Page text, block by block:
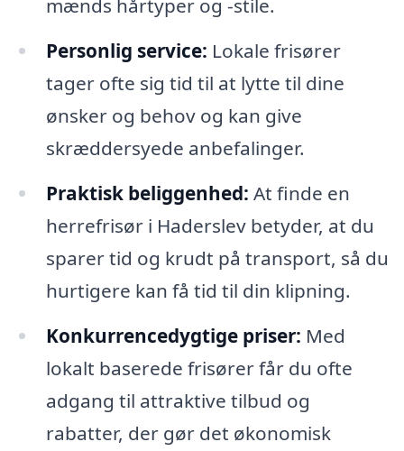
mænds hårtyper og -stile.
Personlig service: Lokale frisører
tager ofte sig tid til at lytte til dine
ønsker og behov og kan give
skræddersyede anbefalinger.
Praktisk beliggenhed: At finde en
herrefrisør i Haderslev betyder, at du
sparer tid og krudt på transport, så du
hurtigere kan få tid til din klipning.
Konkurrencedygtige priser: Med
lokalt baserede frisører får du ofte
adgang til attraktive tilbud og
rabatter, der gør det økonomisk